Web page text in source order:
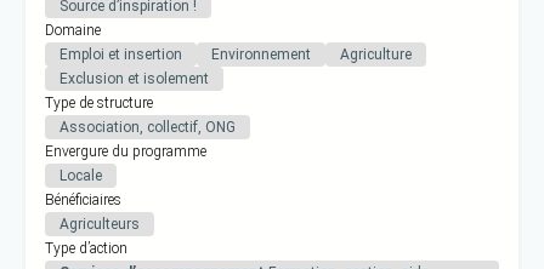
Source d’inspiration !
Domaine
Emploi et insertion
Environnement
Agriculture
Exclusion et isolement
Type de structure
Association, collectif, ONG
Envergure du programme
Locale
Bénéficiaires
Agriculteurs
Type d’action